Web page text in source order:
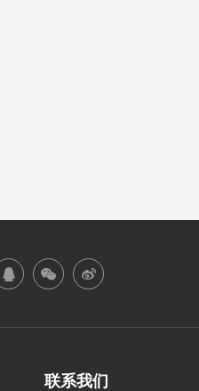
联系我们